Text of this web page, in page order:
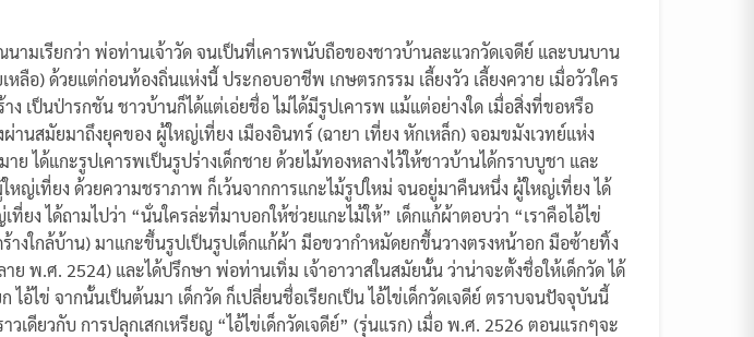
นามเรียกว่า พ่อท่านเจ้าวัด จนเป็นที่เคารพนับถือของชาวบ้านละแวกวัดเจดีย์ และบนบาน
ลือ) ด้วยแต่ก่อนท้องถิ่นแห่งนี้ ประกอบอาชีพ เกษตรกรรม เลี้ยงวัว เลี้ยงควาย เมื่อวัวใคร
เป็นป่ารกชัน ชาวบ้านก็ได้แต่เอ่ยชื่อ ไม่ได้มีรูปเคารพ แม้แต่อย่างใด เมื่อสิ่งที่ขอหรือ
นสมัยมาถึงยุคของ ผู้ใหญ่เที่ยง เมืองอินทร์ (ฉายา เที่ยง หักเหล็ก) จอมขมังเวทย์แห่ง
ได้แกะรูปเคารพเป็นรูปร่างเด็กชาย ด้วยไม้ทองหลางไว้ให้ชาวบ้านได้กราบบูชา และ
หญ่เที่ยง ด้วยความชราภาพ ก็เว้นจากการแกะไม้รูปใหม่ จนอยู่มาคืนหนึ่ง ผู้ใหญ่เที่ยง ได้
ง ได้ถามไปว่า “นั่นใครล่ะที่มาบอกให้ช่วยแกะไม้ให้” เด็กแก้ผ้าตอบว่า “เราคือไอ้ไข่
างใกล้บ้าน) มาแกะขึ้นรูปเป็นรูปเด็กแก้ผ้า มีอขวากำหมัดยกขึ้นวางตรงหน้าอก มือซ้ายทิ้ง
พ.ศ. 2524) และได้ปรึกษา พ่อท่านเทิ่ม เจ้าอาวาสในสมัยนั้น ว่าน่าจะตั้งชื่อให้เด็กวัด ได้
อ้ไข่ จากนั้นเป็นต้นมา เด็กวัด ก็เปลี่ยนชื่อเรียกเป็น ไอ้ไข่เด็กวัดเจดีย์ ตราบจนปัจจุบันนี้
ดียวกับ การปลุกเสกเหรียญ “ไอ้ไข่เด็กวัดเจดีย์” (รุ่นแรก) เมื่อ พ.ศ. 2526 ตอนแรกๆจะ